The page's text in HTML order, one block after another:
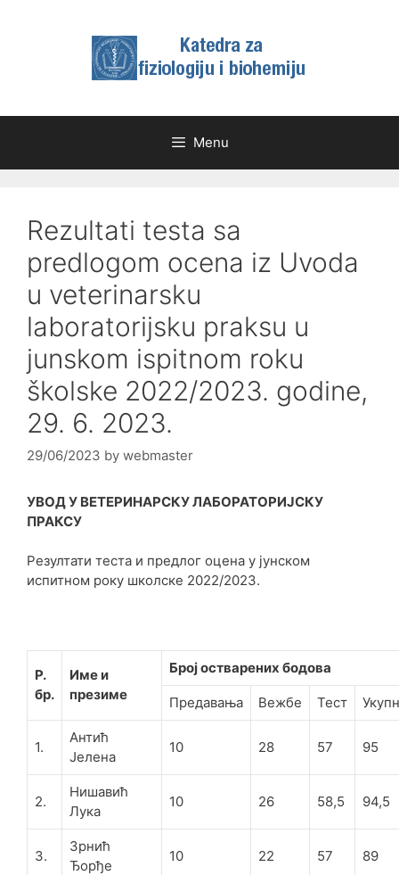
Menu
Rezultati testa sa
predlogom ocena iz Uvoda
u veterinarsku
laboratorijsku praksu u
junskom ispitnom roku
školske 2022/2023. godine,
29. 6. 2023.
29/06/2023 by webmaster
УВОД У ВЕТЕРИНАРСКУ ЛАБОРАТОРИЈСКУ
ПРАКСУ
Резултати теста и предлог оцена у јунском
испитном року школске 2022/2023.
Р.
бр.
Име и
презиме
Број остварених бодова
Предавања Вежбе Тест
1.
Антић
Јелена
10 28 57 95
2.
Нишавић
Лука
10 26 58,5 94,5
3.
Зрнић
Ђорђе
10 22 57 89